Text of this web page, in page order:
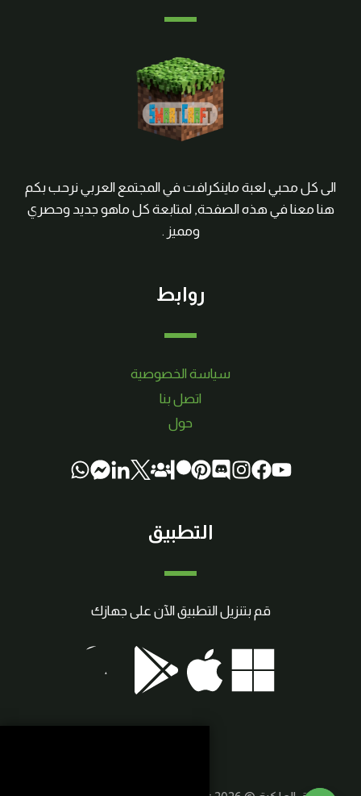
الى كل محبي لعبة ماينكرافت في المجتمع العربي نرحب بكم
هنا معنا في هذه الصفحة, لمتابعة كل ماهو جديد وحصري
ومميز .
روابط
سياسة الخصوصية
اتصل بنا
حول
التطبيق
قم بتنزيل التطبيق الآن على جهازك